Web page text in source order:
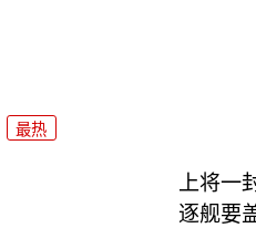
最热
上将一
逐舰要